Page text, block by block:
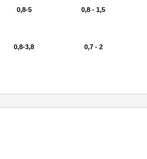
0,8-5 0,8 - 1,5
0,8-3,8 0,7 - 2